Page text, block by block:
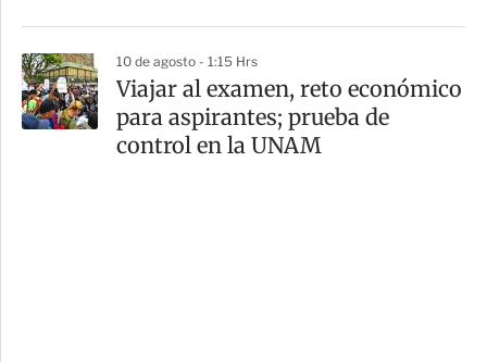
10 de agosto - 1:15 Hrs
Viajar al examen, reto económico
para aspirantes; prueba de
control en la UNAM